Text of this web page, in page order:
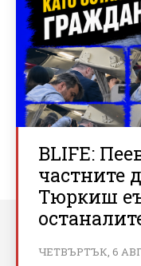
BLIFE:
частните
Тюркиш
ЧЕТВЪРТЪК, 6